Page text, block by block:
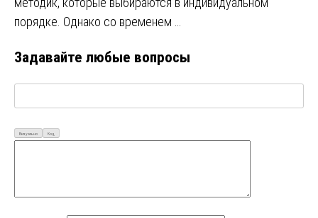
порядке. Однако со временем …
Задавайте любые вопросы
Визуально Код